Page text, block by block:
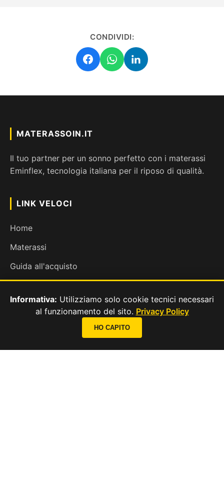
CONDIVIDI:
MATERASSOIN.IT
Il tuo partner per un sonno perfetto con i materassi
Eminflex, tecnologia italiana per il riposo di qualità.
LINK VELOCI
Home
Materassi
Guida all'acquisto
Contatti
Informativa: Utilizziamo solo cookie tecnici necessari
al funzionamento del sito. Privacy Policy
HO CAPITO